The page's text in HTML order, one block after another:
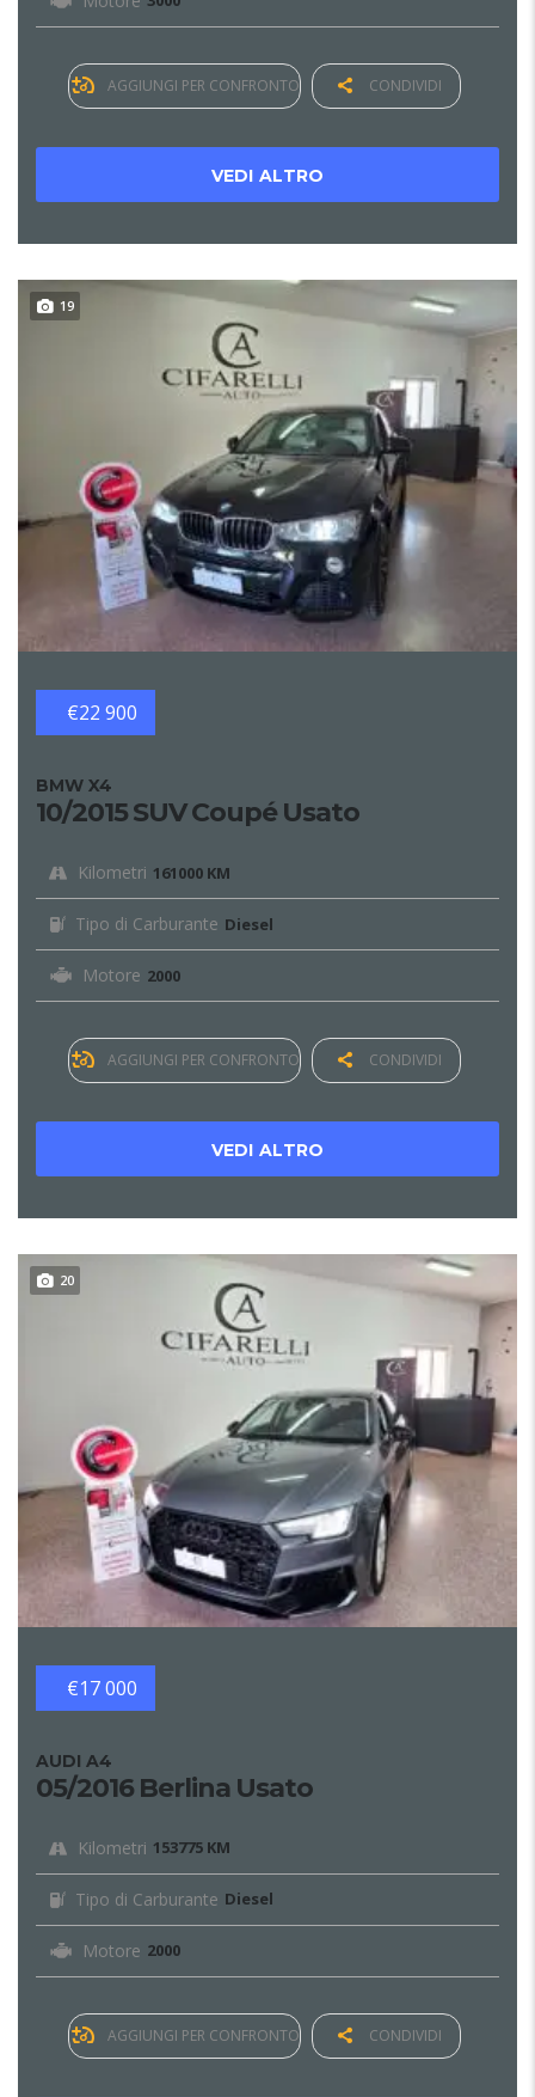
AGGIUNGI PER CONFRONTO CONDIVIDI
VEDI ALTRO
19
€22 900
BMW X4
10/2015 SUV Coupé Usato
Kilometri 161000 KM
Tipo di Carburante Diesel
Motore 2000
AGGIUNGI PER CONFRONTO CONDIVIDI
VEDI ALTRO
20
€17 000
AUDI A4
05/2016 Berlina Usato
Kilometri 153775 KM
Tipo di Carburante Diesel
Motore 2000
AGGIUNGI PER CONFRONTO CONDIVIDI